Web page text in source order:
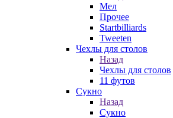
Мел
Прочее
Startbilliards
Tweeten
Чехлы для столов
Назад
Чехлы для столов
11 футов
Сукно
Назад
Сукно